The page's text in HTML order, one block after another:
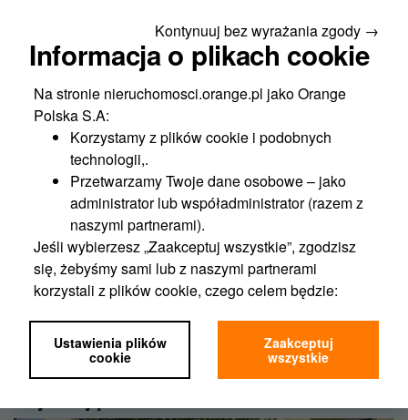
56,90 m2 w budynku mieszkalno - technicznym na
zasadzie użytkowania,
95,34 m w gruncie, na zasadzie służebności przesyłu,
0,2 m
na gruncie na zasadzie użytkowania,
22,78 m na elewacji na zasadzie służebności przesyłu,
Niniejsze materiały nie stanowią oferty w rozumieniu przepisów Kodeksu
Cywilnego, ani też części takiej oferty lub jakiejkolwiek umowy. Wszelkie
mogą być jednakże traktowane, jako oświadczenia lub zapewnienia, co
do jakichkolwiek okoliczności.
Kontynuuj bez wyrażania zgody →
Informacja o plikach cookie
Na stronie nieruchomosci.orange.pl jako Orange
Polska S.A:
Korzystamy z plików cookie i podobnych
technologii,.
Przetwarzamy Twoje dane osobowe – jako
administrator lub współadministrator (razem z
naszymi partnerami).
Jeśli wybierzesz „Zaakceptuj wszystkie”, zgodzisz
się, żebyśmy sami lub z naszymi partnerami
korzystali z plików cookie, czego celem będzie:
Analityka,
Marketing,
Personalizacja.
Ustawienia plików
cookie
Zaakceptuj
wszystkie